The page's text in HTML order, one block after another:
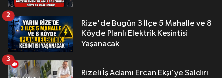
Rize'de Bugün 3 İlçe 5 Mahalle ve 8
Köyde Planlı Elektrik Kesintisi
Yaşanacak
2
Rizeli İş Adamı Ercan Ekşi'ye Saldırı
3